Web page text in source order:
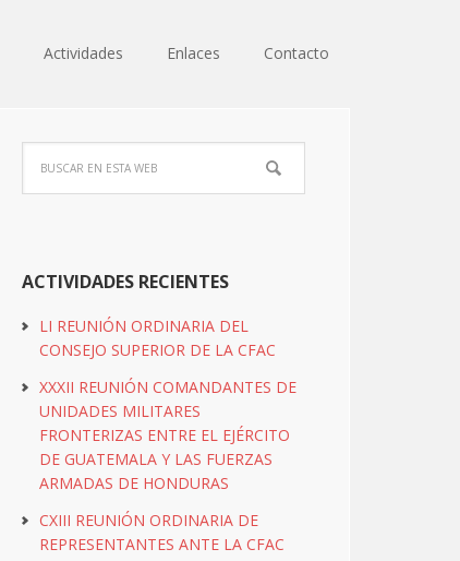
Actividades Enlaces Contacto
ACTIVIDADES RECIENTES
LI REUNIÓN ORDINARIA DEL
CONSEJO SUPERIOR DE LA CFAC
XXXII REUNIÓN COMANDANTES DE
UNIDADES MILITARES
FRONTERIZAS ENTRE EL EJÉRCITO
DE GUATEMALA Y LAS FUERZAS
ARMADAS DE HONDURAS
CXIII REUNIÓN ORDINARIA DE
REPRESENTANTES ANTE LA CFAC